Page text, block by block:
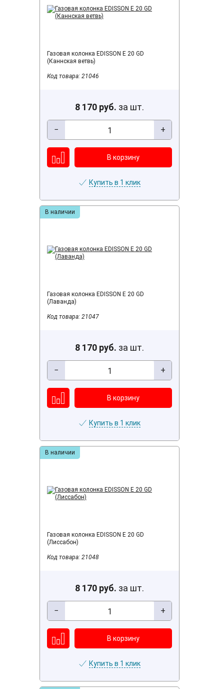
Газовая колонка EDISSON E 20 GD
(Каннская ветвь)
Код товара: 21046
8 170 руб. за шт.
− +
Купить в 1 клик
В наличии
Газовая колонка EDISSON E 20 GD
(Лаванда)
Код товара: 21047
8 170 руб. за шт.
− +
Купить в 1 клик
В наличии
Газовая колонка EDISSON E 20 GD
(Лиссабон)
Код товара: 21048
8 170 руб. за шт.
− +
Купить в 1 клик